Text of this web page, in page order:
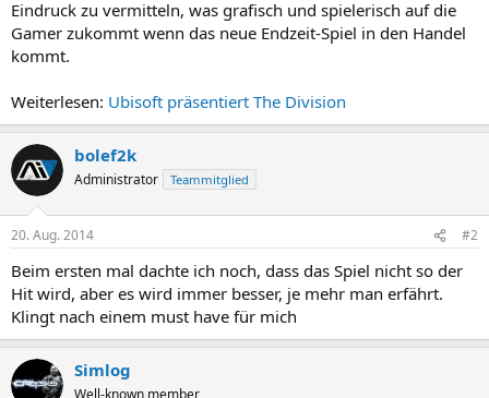
Eindruck zu vermitteln, was grafisch und spielerisch auf die
Gamer zukommt wenn das neue Endzeit-Spiel in den Handel
kommt.
Weiterlesen: Ubisoft präsentiert The Division
bolef2k
Administrator Teammitglied
20. Aug. 2014 #2
Beim ersten mal dachte ich noch, dass das Spiel nicht so der
Hit wird, aber es wird immer besser, je mehr man erfährt.
Klingt nach einem must have für mich
Simlog
Well-known member